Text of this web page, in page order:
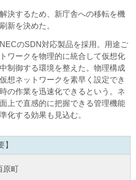
決するため、新庁舎への移転を機
新を決めた。
のSDN対応製品を採用。用途ご
ワークを物理的に統合して仮想化
制御する環境を整えた。物理構成
想ネットワークを素早く設定でき
の作業を迅速化できるという。ネ
上で直感的に把握できる管理機能
化する効果も見込む。
】
原町